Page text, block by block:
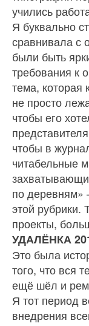
учились
Я буквально
сравнивала с
были быть
требования к
тема, которая
не просто
чтобы его
чтобы в
читабельные
по деревням»
этой рубрики.
проекты,
УДАЛЁНКА
Это была
того, что вся
ещё шёл и
Я тот период
внедрения